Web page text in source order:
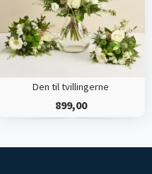
Den til tvillingerne
899,00